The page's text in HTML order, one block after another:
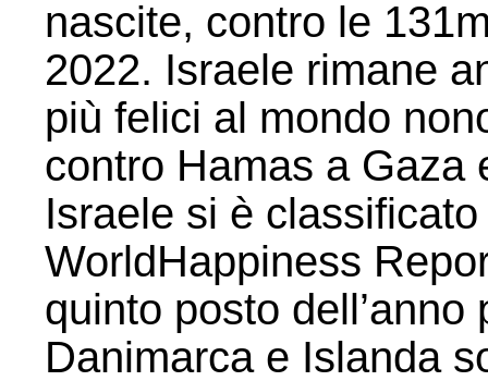
nascite, contro le
2022. Israele rimane
più felici al mondo
contro Hamas a Gaza
Israele si è
WorldHappiness
quinto posto
Danimarca e Islanda